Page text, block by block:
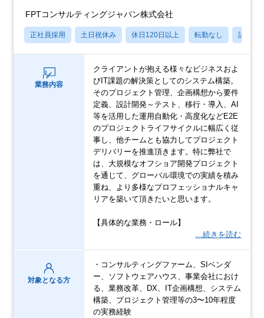
FPTコンサルティングジャパン株式会社
正社員採用 土日祝休み 休日120日以上 転勤なし 語学力
業務内容
クライアントが抱える様々なビジネスおよ
びIT課題の解決策としてのシステム構築。
そのプロジェクト管理、企画構想から要件
定義、設計開発～テスト、移行・導入、AI
等を活用した運用自動化・高度化などE2E
のプロジェクトライフサイクルに幅広く従
事し、他チームとも協力してプロジェクト
デリバリーを推進頂きます。特に弊社で
は、大規模なオフショア開発プロジェクト
を通じて、グローバル環境での実績を積み
重ね、より多様なプロフェッショナルキャ
リアを築いて頂きたいと思います。
【具体的な業務・ロール】
…続きを読む
対象となる方
・コンサルティングファーム、SIベンダ
ー、ソフトウェアハウス、事業会社におけ
る、業務改革、DX、IT企画構想、システム
構築、プロジェクト管理等の3〜10年程度
の実務経験